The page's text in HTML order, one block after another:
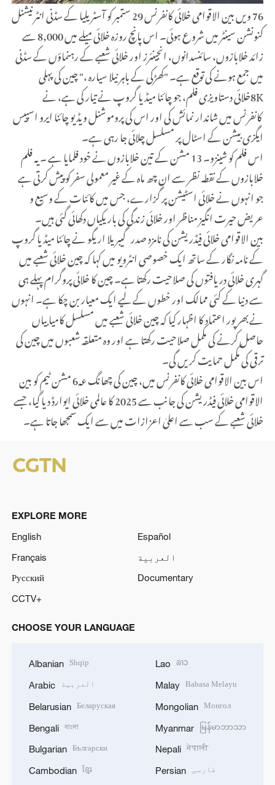
76 ویں بین الاقوامی خلائی کانفرنس 29 ستمبر کو آسٹریلیا کے سڈنی انٹرنیشنل
کنونشن سینٹر میں شروع ہوئی۔ اس پانچ روزہ خلائی میلے میں 8,000 سے
زائد خلابازوں، سائنسدانوں، انجینئرز اور خلائی شعبے کے رہنماؤں کے سڈنی
میں جمع ہونے کی توقع ہے۔ "کھڑکی کے باہر نیلا سیارہ ،" چین کی پہلی
8Kخلائی دستاویزی فلم، جو چائنا میڈیا گروپ نے تیار کی ہے، نے
کانفرنس میں شاندار نمائش کی اور اس کی پروموشنل ویڈیو چائنا ایرو اسپیس
ایگزی بیشن کے اسٹال پر مسلسل چلائی جا رہی ہے۔
اس فلم کو شینزو۔ 13 مشن کے تین خلابازوں نے خود فلمایا ہے ۔ یہ فلم
خلابازوں کے نقطہ نظر سے ان چھ ماہ کے غیر معمولی سفر کو پیش کرتی ہے
جو انہوں نے خلائی اسٹیشن پر گزارے، جس میں کائنات کے وسیع و
عریض حیرت انگیز مناظر اور خلائی زندگی کی باریکیاں دکھائی گئی ہیں۔
بین الاقوامی خلائی فیڈریشن کی نامزد صدر گیبریلا اریگو نے چائنا میڈیا گروپ
کے نامہ نگار کے ساتھ ایک خصوصی انٹرویو میں کہا کہ چین خلائی شعبے میں
گہری خلائی دریافتوں کی صلاحیت رکھتا ہے۔ چین کا خلائی پروگرام پہلے ہی
سے دنیا کے کئی ممالک اور خطوں کے لیے ایک معیار بن چکا ہے۔ انہوں
نےبھرپور اعتماد کا اظہار کیا کہ چین خلائی شعبے میں مسلسل کامیابیاں
حاصل کرنے کی مکمل صلاحیت رکھتا ہے اور وہ متعلقہ شعبوں میں چین کی
ترقی کی مکمل حمایت کریں گی۔
اس بین الاقوامی خلائی کانفرنس میں، چین کی چھانگ عہ6 مشن ٹیم کو بین
الاقوامی خلائی فیڈریشن کی جانب سے 2025 کا عالمی خلائی ایوارڈ دیا گیا، جسے
خلائی شعبے کے سب سے اعلیٰ اعزازات میں سے ایک سمجھا جاتا ہے۔
EXPLORE MORE
English
Español
Français
العربية
Русский
Documentary
CCTV+
CHOOSE YOUR LANGUAGE
Albanian Shqip
Arabic العربية
Belarusian Беларуская
Bengali বাংলা
Bulgarian Български
Cambodian ខ្មែរ
Lao ລາວ
Malay Bahasa Melayu
Mongolian Монгол
Myanmar မြန်မာဘာသာ
Nepali नेपाली
Persian فارسی